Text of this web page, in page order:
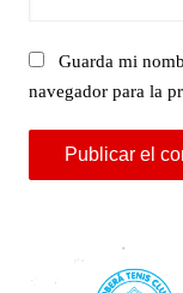
Guarda mi
navegador para la